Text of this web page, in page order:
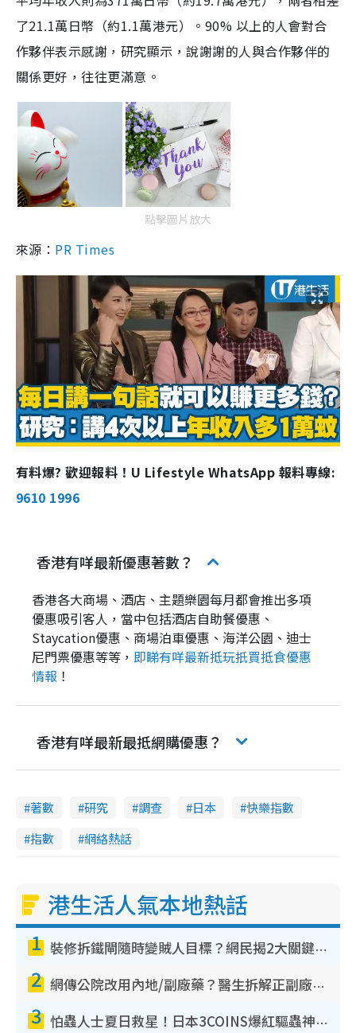
了21.1萬日幣（約1.1萬港元）。90% 以上的人會對合
作夥伴表示感謝，研究顯示，說謝謝的人與合作夥伴的
關係更好，往往更滿意。
點擊圖片放大
來源： PR Times
有料爆? 歡迎報料！U Lifestyle WhatsApp 報料專線:
9610 1996
香港有咩最新優惠著數？
香港各大商場、酒店、主題樂園每月都會推出多項
優惠吸引客人，當中包括酒店自助餐優惠、
Staycation優惠、商場泊車優惠、海洋公園、迪士
尼門票優惠等等， 即睇有咩最新抵玩扺買抵食優惠
情報 ！
香港有咩最新最抵網購優惠？
著數 研究 調查 日本
快樂指數
指數
網絡熱話
港生活人氣本地熱話
1 裝修拆鐵閘隨時變賊人目標？網民揭2大關鍵用途：裝新式等於白裝？附新舊鐵閘分別
2 網傳公院改用內地/副廠藥？醫生拆解正副廠分別 揭4類人換藥隨時出事
3 怕蟲人士夏日救星！日本3COINS爆紅驅蟲神器$45起 1招「全程免觸碰」輕鬆搞定小強